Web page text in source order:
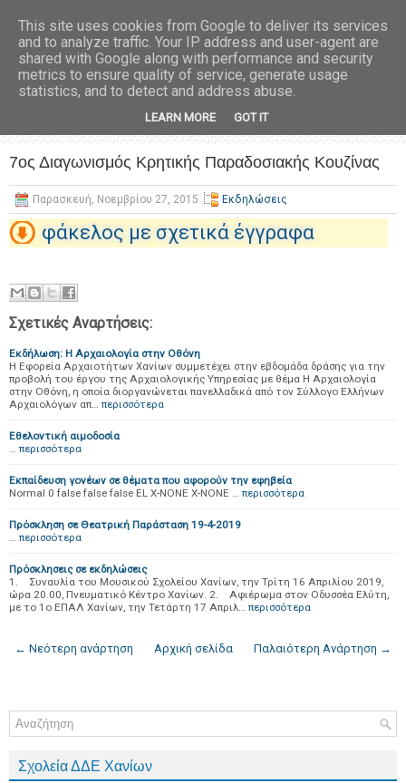
7ος Διαγωνισμός Κρητικής Παραδοσιακής Κουζίνας
Παρασκευή, Νοεμβρίου 27, 2015 Εκδηλώσεις
φάκελος με σχετικά έγγραφα
Σχετικές Αναρτήσεις:
Εκδήλωση: Η Αρχαιολογία στην Οθόνη
Η Εφορεία Αρχαιοτήτων Χανίων συμμετέχει στην εβδομάδα δράσης για την
προβολή του έργου της Αρχαιολογικής Υπηρεσίας με θέμα Η Αρχαιολογία
στην Οθόνη, η οποία διοργανώνεται πανελλαδικά από τον Σύλλογο Ελλήνων
Αρχαιολόγων απ… περισσότερα
Εθελοντική αιμοδοσία
… περισσότερα
Εκπαίδευση γονέων σε θέματα που αφορούν την εφηβεία
Normal 0 false false false EL X-NONE X-NONE … περισσότερα
Πρόσκληση σε Θεατρική Παράσταση 19-4-2019
… περισσότερα
Πρόσκλησεις σε εκδηλώσεις
1. Συναυλία του Μουσικού Σχολείου Χανίων, την Τρίτη 16 Απριλίου 2019,
ώρα 20.00, Πνευματικό Κέντρο Χανίων. 2. Αφιέρωμα στον Οδυσσέα Ελύτη,
με το 1ο ΕΠΑΛ Χανίων, την Τετάρτη 17 Απριλ… περισσότερα
← Νεότερη ανάρτηση Παλαιότερη Ανάρτηση →
Αρχική σελίδα
Σχολεία ΔΔΕ Χανίων
This site uses cookies from Google to deliver its services
and to analyze traffic. Your IP address and user-agent are
shared with Google along with performance and security
metrics to ensure quality of service, generate usage
statistics, and to detect and address abuse.
LEARN MORE GOT IT